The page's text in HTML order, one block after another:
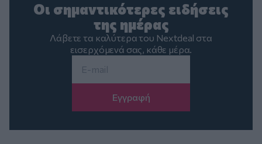
Οι σημαντικότερες ειδήσεις
της ημέρας
Λάβετε τα καλύτερα του Nextdeal στα
εισερχόμενά σας, κάθε μέρα.